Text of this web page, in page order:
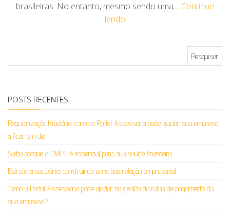
brasileiras. No entanto, mesmo sendo uma… Continue
lendo
POSTS RECENTES
Regularização tributária: como a Portal Assessoria pode ajudar sua empresa
a ficar em dia
Saiba porque a DMPL é essencial para sua saúde financeira
Estrutura societária: construindo uma boa relação empresarial
Como a Portal Assessoria pode ajudar na gestão da folha de pagamento da
sua empresa?